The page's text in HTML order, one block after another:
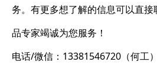
务。有更多想了解的信息可以直
品专家竭诚为您服务！
电话/微信：13381546720（何工）